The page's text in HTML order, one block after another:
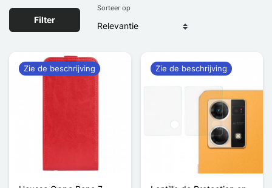
Filter
Sorteer op
Zie de beschrijving Zie de beschrijving